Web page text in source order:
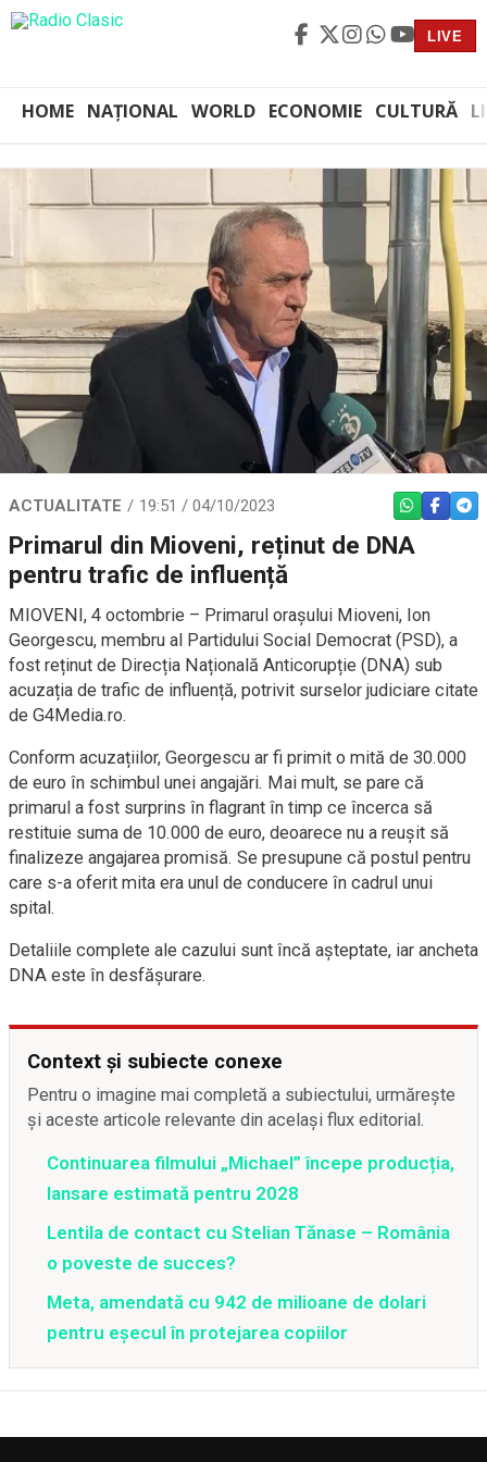
LIVE
HOME NAȚIONAL WORLD ECONOMIE CULTURĂ
ACTUALITATE 19:51 / 04/10/2023 WHATSAPP
Primarul din Mioveni, reținut de DNA
pentru trafic de influență
MIOVENI, 4 octombrie – Primarul orașului Mioveni, Ion
Georgescu, membru al Partidului Social Democrat (PSD), a
fost reținut de Direcția Națională Anticorupție (DNA) sub
acuzația de trafic de influență, potrivit surselor judiciare citate
de G4Media.ro.
Conform acuzațiilor, Georgescu ar fi primit o mită de 30.000
de euro în schimbul unei angajări. Mai mult, se pare că
primarul a fost surprins în flagrant în timp ce încerca să
restituie suma de 10.000 de euro, deoarece nu a reușit să
finalizeze angajarea promisă. Se presupune că postul pentru
care s-a oferit mita era unul de conducere în cadrul unui
spital.
Detaliile complete ale cazului sunt încă așteptate, iar ancheta
DNA este în desfășurare.
Context și subiecte conexe
Pentru o imagine mai completă a subiectului, urmărește
și aceste articole relevante din același flux editorial.
Continuarea filmului „Michael” începe producția,
lansare estimată pentru 2028
Lentila de contact cu Stelian Tănase – România
o poveste de succes?
Meta, amendată cu 942 de milioane de dolari
pentru eșecul în protejarea copiilor